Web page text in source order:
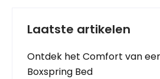
Laatste artikelen
Ontdek het Comfort van
Boxspring Bed